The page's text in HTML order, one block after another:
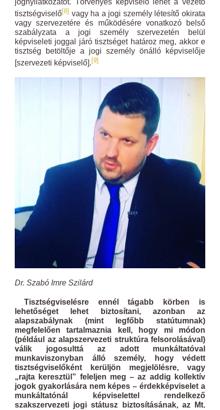
tisztségviselő[8] vagy ha a jogi személy létesítő okirata
vagy szervezetére és működésére vonatkozó belső
szabályzata a jogi személy szervezetén belül
képviseleti joggal járó tisztséget határoz meg, akkor e
tisztség betöltője a jogi személy önálló képviselője
[szervezeti képviselő]. [9]
Dr. Szabó Imre Szilárd
Tisztségviselésre ennél tágabb körben is
lehetőséget lehet biztosítani, azonban az
alapszabálynak (mint legfőbb statútumnak)
megfelelően tartalmaznia kell, hogy mi módon
(például az alapszervezeti struktúra felsorolásával)
válik jogosulttá az adott munkáltatóval
munkaviszonyban álló személy, hogy védett
tisztségviselőként kerüljön megjelölésre, vagy
„rajta keresztül” feleljen meg – az addig kollektív
jogok gyakorlására nem képes – érdekképviselet a
munkáltatónál képviselettel rendelkező
szakszervezeti jogi státusz biztosításának, az Mt.